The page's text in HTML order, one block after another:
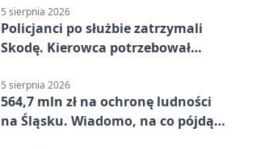
5 sierpnia 2026
Policjanci po służbie zatrzymali
Skodę. Kierowca potrzebował
5 sierpnia 2026
564,7 mln zł na ochronę ludności
na Śląsku. Wiadomo, na co pójdą